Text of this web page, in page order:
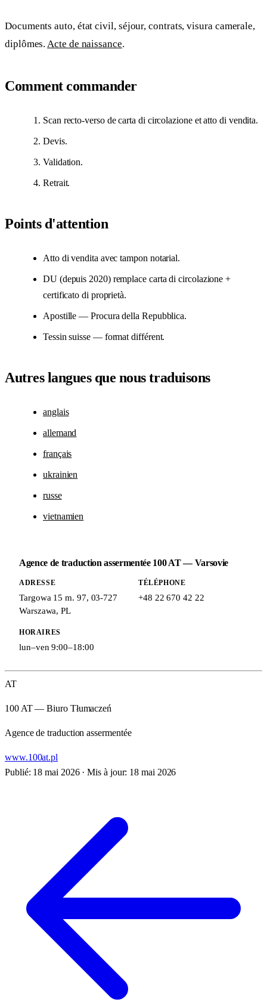
Documents auto, état civil, séjour, contrats, visura camerale,
diplômes. Acte de naissance.
Comment commander
Scan recto-verso de carta di circolazione et atto di vendita.
Devis.
Validation.
Retrait.
Points d'attention
Atto di vendita avec tampon notarial.
DU (depuis 2020) remplace carta di circolazione +
certificato di proprietà.
Apostille — Procura della Repubblica.
Tessin suisse — format différent.
Autres langues que nous traduisons
anglais
allemand
français
ukrainien
russe
vietnamien
Agence de traduction assermentée 100 AT — Varsovie
ADRESSE
Targowa 15 m. 97, 03-727
Warszawa,PL
TÉLÉPHONE
+48 22 670 42 22
HORAIRES
lun–ven 9:00–18:00
AT
100 AT — Biuro Tłumaczeń
Agence de traduction assermentée
www.100at.pl
Publié: 18 mai 2026 · Mis à jour: 18 mai 2026